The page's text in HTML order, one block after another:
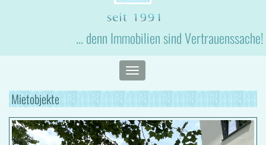
... denn Immobilien sind Vertrauenssache!
Toggle
navigation
Mietobjekte